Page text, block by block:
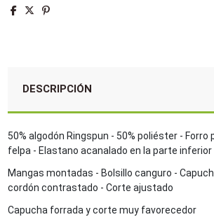
DESCRIPCIÓN
50% algodón Ringspun - 50% poliéster - Forro
felpa - Elastano acanalado en la parte inferior
Mangas montadas - Bolsillo canguro -
cordón contrastado - Corte ajustado
Capucha forrada y corte muy favorecedor